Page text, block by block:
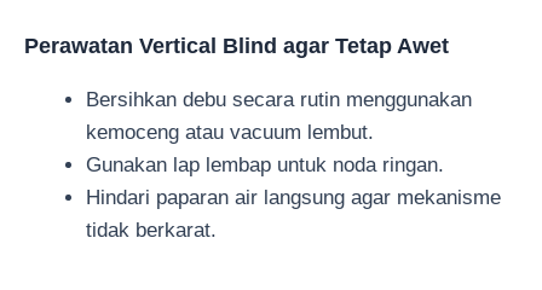
Perawatan Vertical Blind agar Tetap Awet
Bersihkan debu secara rutin menggunakan
kemoceng atau vacuum lembut.
Gunakan lap lembap untuk noda ringan.
Hindari paparan air langsung agar mekanisme
tidak berkarat.